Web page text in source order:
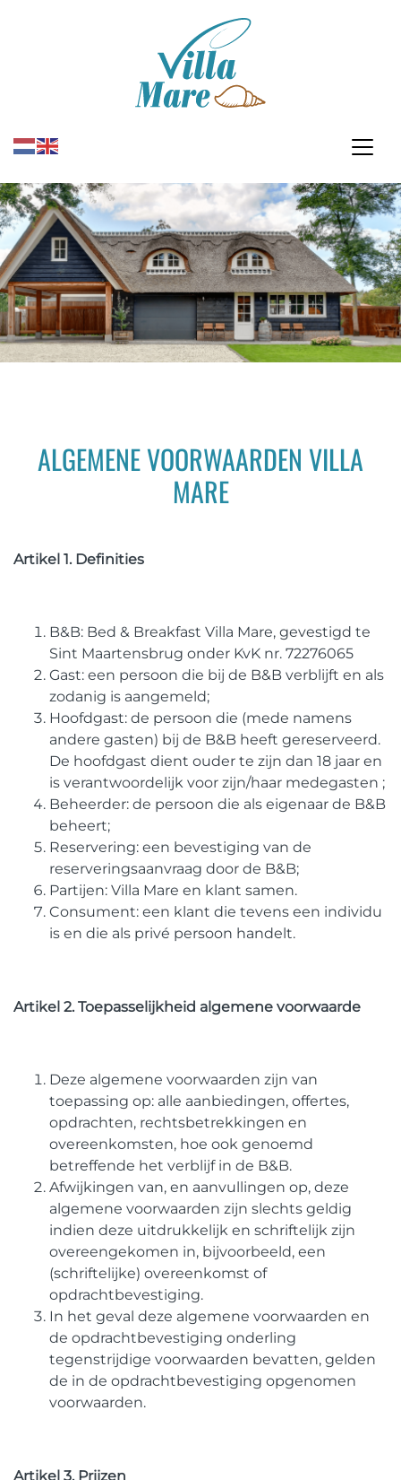
ALGEMENE VOORWAARDEN VILLA
MARE
Artikel 1. Definities
B&B: Bed & Breakfast Villa Mare, gevestigd te
Sint Maartensbrug onder KvK nr. 72276065
Gast: een persoon die bij de B&B verblijft en als
zodanig is aangemeld;
Hoofdgast: de persoon die (mede namens
andere gasten) bij de B&B heeft gereserveerd.
De hoofdgast dient ouder te zijn dan 18 jaar en
is verantwoordelijk voor zijn/haar medegasten ;
Beheerder: de persoon die als eigenaar de B&B
beheert;
Reservering: een bevestiging van de
reserveringsaanvraag door de B&B;
Partijen: Villa Mare en klant samen.
Consument: een klant die tevens een individu
is en die als privé persoon handelt.
Artikel 2. Toepasselijkheid algemene voorwaarde
Deze algemene voorwaarden zijn van
toepassing op: alle aanbiedingen, offertes,
opdrachten, rechtsbetrekkingen en
overeenkomsten, hoe ook genoemd
betreffende het verblijf in de B&B.
Afwijkingen van, en aanvullingen op, deze
algemene voorwaarden zijn slechts geldig
indien deze uitdrukkelijk en schriftelijk zijn
overeengekomen in, bijvoorbeeld, een
(schriftelijke) overeenkomst of
opdrachtbevestiging.
In het geval deze algemene voorwaarden en
de opdrachtbevestiging onderling
tegenstrijdige voorwaarden bevatten, gelden
de in de opdrachtbevestiging opgenomen
voorwaarden.
Artikel 3. Prijzen